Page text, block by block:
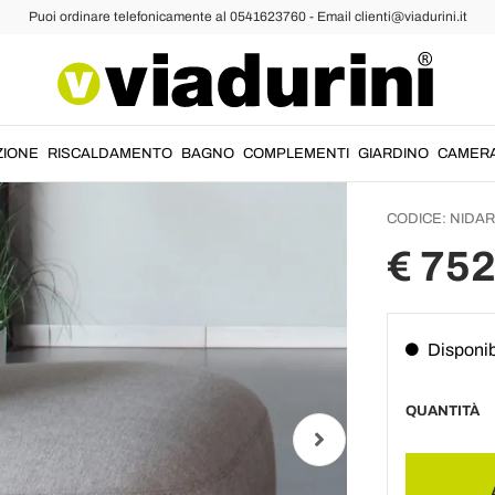
Puoi ordinare telefonicamente al 0541623760 - Email clienti@viadurini.it
RISCALDAMENTO BAGNO COMPLEMENTI GIARDINO
CODICE:
€
QUANTITÀ